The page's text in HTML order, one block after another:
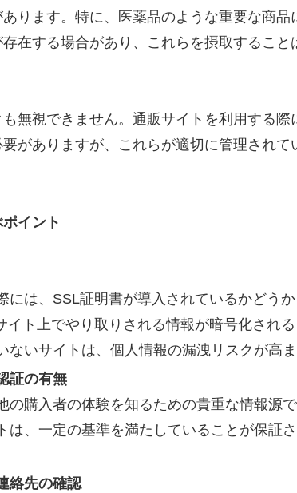
ります。特に、医薬品のような重要な商品
在する場合があり、これらを摂取するこ
無視できません。通販サイトを利用する際
がありますが、これらが適切に管理されて
イント
には、SSL証明書が導入されているかどう
イト上でやり取りされる情報が暗号化され
ないサイトは、個人情報の漏洩リスクが高ま
証の有無
の購入者の体験を知るための貴重な情報源
は、一定の基準を満たしていることが保証
絡先の確認